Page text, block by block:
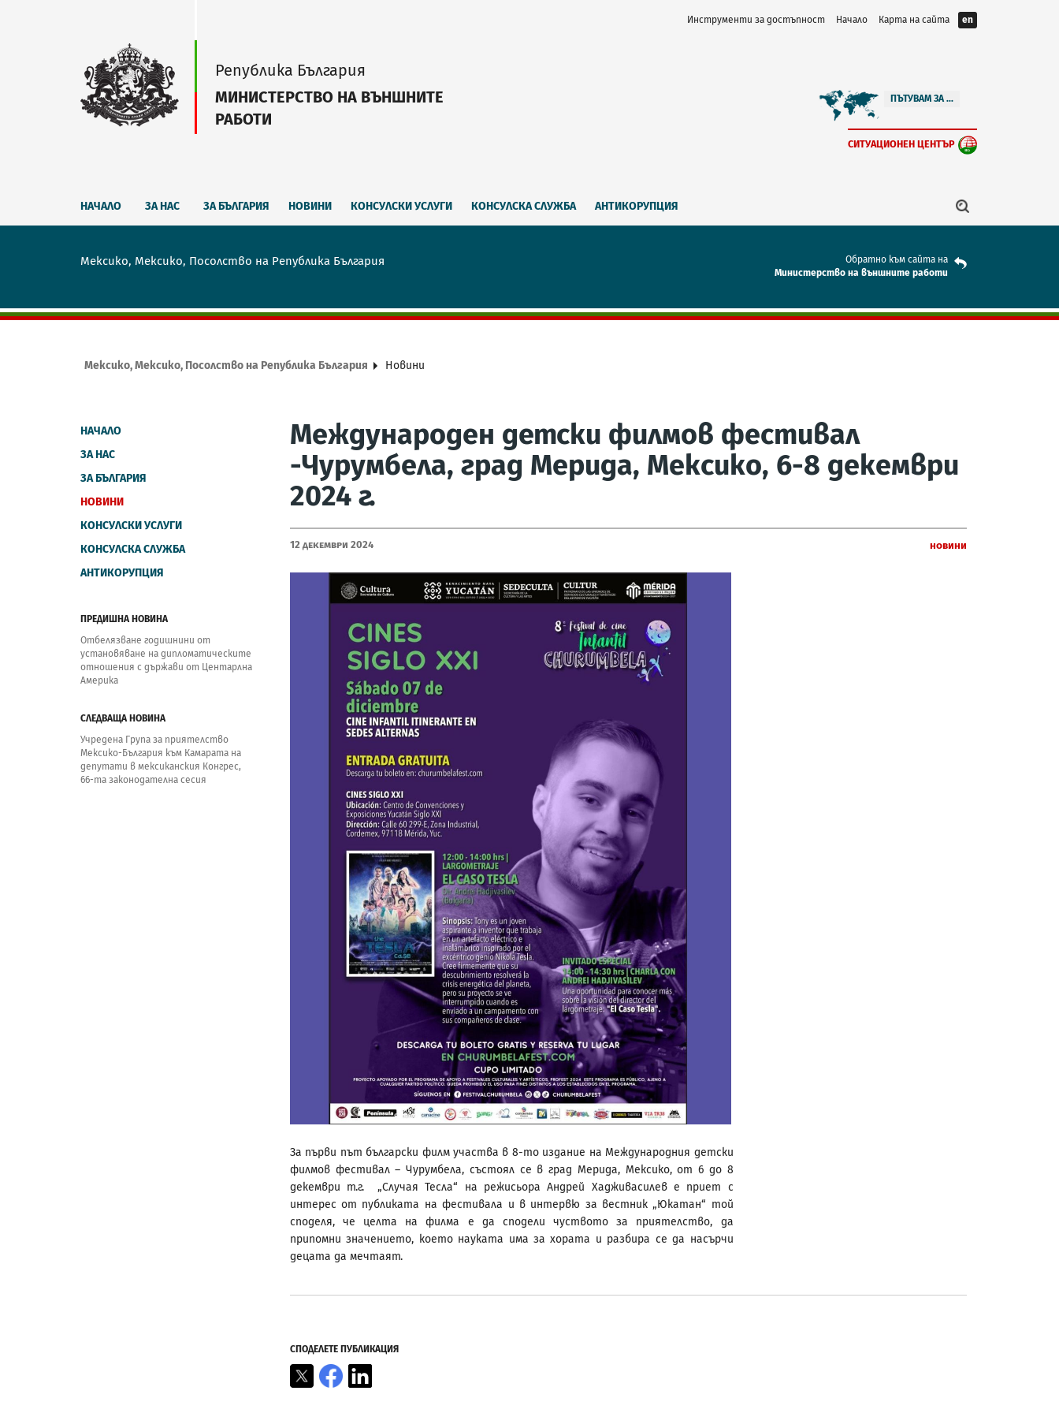
Инструменти за достъпност Начало Карта на сайта en
Република България
МИНИСТЕРСТВО НА ВЪНШНИТЕ
РАБОТИ
ПЪТУВАМ ЗА ...
СИТУАЦИОНЕН ЦЕНТЪР
НАЧАЛО ЗА НАС ЗА БЪЛГАРИЯ НОВИНИ КОНСУЛСКИ УСЛУГИ КОНСУЛСКА СЛУЖБА АНТИКОРУПЦИЯ
Мексико, Мексико, Посолство на Република България
Обратно към сайта на
Mинистерство на външните работи
Мексико, Мексико, Посолство на Република България Новини
НАЧАЛО
ЗА НАС
ЗА БЪЛГАРИЯ
НОВИНИ
КОНСУЛСКИ УСЛУГИ
КОНСУЛСКА СЛУЖБА
АНТИКОРУПЦИЯ
ПРЕДИШНА НОВИНА
Отбелязване годишнини от
установяване на дипломатическите
отношения с държави от Центарлна
Америка
СЛЕДВАЩА НОВИНА
Учредена Група за приятелство
Мексико-България към Камарата на
депутати в мексиканския Конгрес,
66-та законодателна сесия
Международен детски филмов фестивал
-Чурумбела, град Мерида, Мексико, 6-8 декември
2024 г.
12 Декември 2024 Новини
За първи път български филм участва в 8-то издание на Международния детски
филмов фестивал – Чурумбела, състоял се в град Мерида, Мексико, от 6 до 8
декември т.г. „Случая Тесла“ на режисьора Андрей Хадживасилев е приет с
интерес от публиката на фестивала и в интервю за вестник „Юкатан“ той
споделя, че целта на филма е да сподели чуството за приятелство, да
припомни значението, което науката има за хората и разбира се да насърчи
децата да мечтаят.
СПОДЕЛЕТЕ ПУБЛИКАЦИЯ
X Facebook